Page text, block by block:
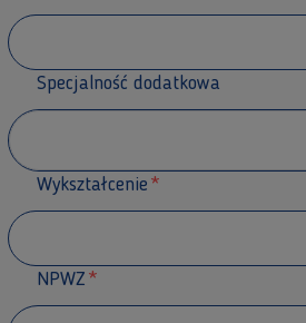
Specjalność dodatkowa
Wykształcenie
NPWZ